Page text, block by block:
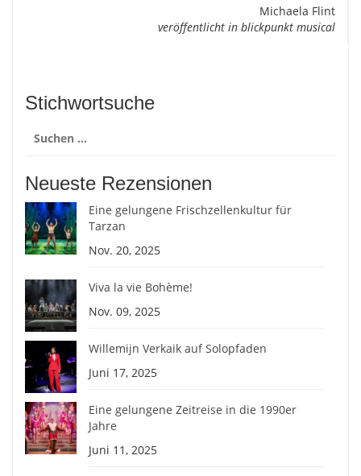
Michaela Flint
veröffentlicht in blickpunkt musical
Stichwortsuche
nach:
Neueste Rezensionen
Eine gelungene Frischzellenkultur für
Tarzan
Nov. 20, 2025
Viva la vie Bohème!
Nov. 09, 2025
Willemijn Verkaik auf Solopfaden
Juni 17, 2025
Eine gelungene Zeitreise in die 1990er
Jahre
Juni 11, 2025